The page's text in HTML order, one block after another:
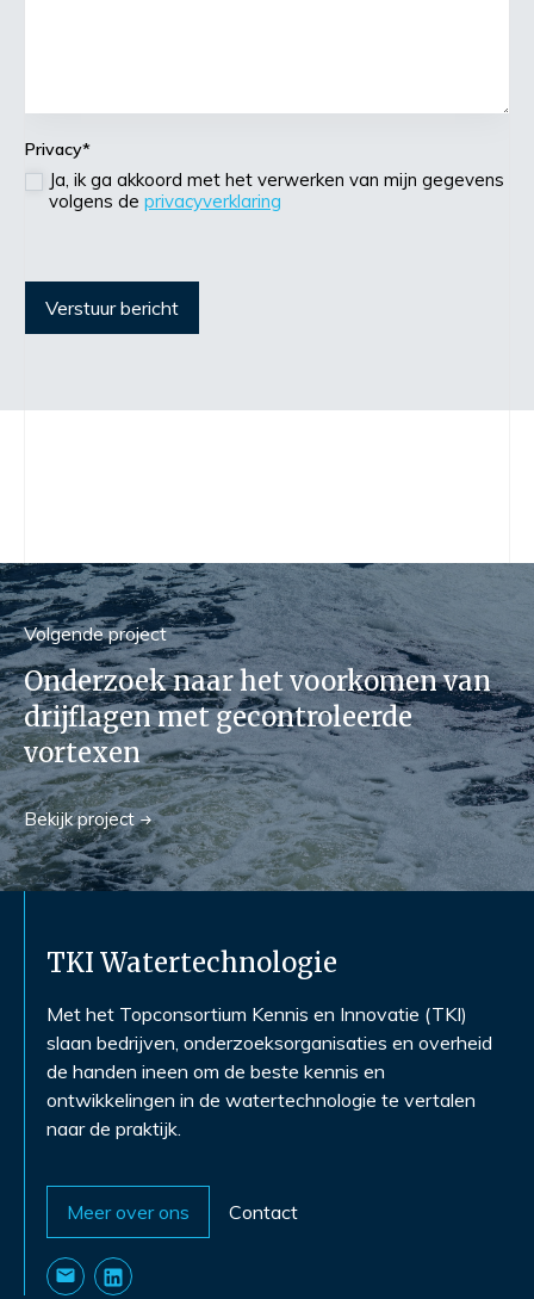
Privacy*
Ja, ik ga akkoord met het verwerken van mijn gegevens
volgens de privacyverklaring
Verstuur bericht
Volgende project
Onderzoek naar het voorkomen van
drijflagen met gecontroleerde
vortexen
Bekijkproject
TKI Watertechnologie
Met het Topconsortium Kennis en Innovatie (TKI)
slaan bedrijven, onderzoeksorganisaties en overheid
de handen ineen om de beste kennis en
ontwikkelingen in de watertechnologie te vertalen
naar de praktijk.
Meer over ons Contact